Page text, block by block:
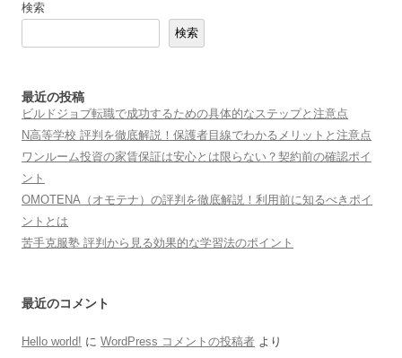
検索
検索
最近の投稿
ビルドジョブ転職で成功するための具体的なステップと注意点
N高等学校 評判を徹底解説！保護者目線でわかるメリットと注意点
ワンルーム投資の家賃保証は安心とは限らない？契約前の確認ポイ
ント
OMOTENA（オモテナ）の評判を徹底解説！利用前に知るべきポイ
ントとは
苦手克服塾 評判から見る効果的な学習法のポイント
最近のコメント
Hello world! に WordPress コメントの投稿者 より